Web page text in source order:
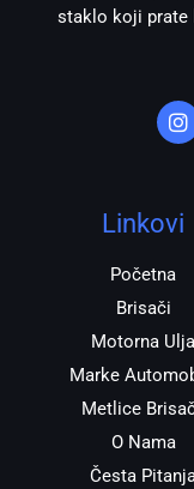
staklo koji prate
n
s
t
r
a
Linkovi
Početna
Brisači
Motorna Ulja
Marke
Metlice
O Nama
Česta